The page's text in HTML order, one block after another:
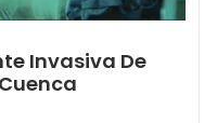
Invasiva De